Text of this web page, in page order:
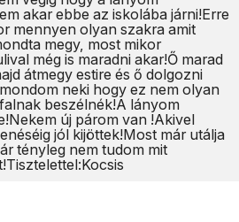
akar ebbe az iskolába járni!Erre
mennyen olyan szakra amit
megy, most mikor
még is maradni akar!Ő marad
átmegy estire és ő dolgozni
neki hogy ez nem olyan
beszélnék!A lányom
új párom van !Akivel
jól kijöttek!Most már utálja
tényleg nem tudom mit